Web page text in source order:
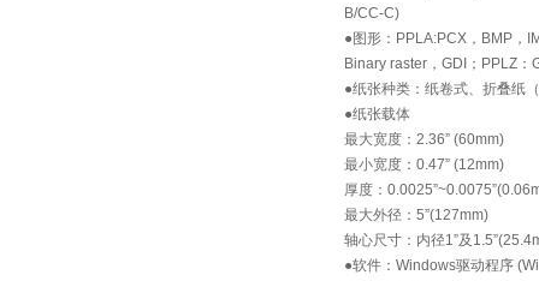
B/CC-C)
●图形：PPLA:PCX，BMP，
Binary raster，GDI；PPLZ：
●纸张种类：纸卷式、折叠纸
●纸张载体
最大宽度：2.36” (60mm)
最小宽度：0.47” (12mm)
厚度：
最大外径：5”(127mm)
轴心尺寸：内径1”及
●软件：Windows驱动程序